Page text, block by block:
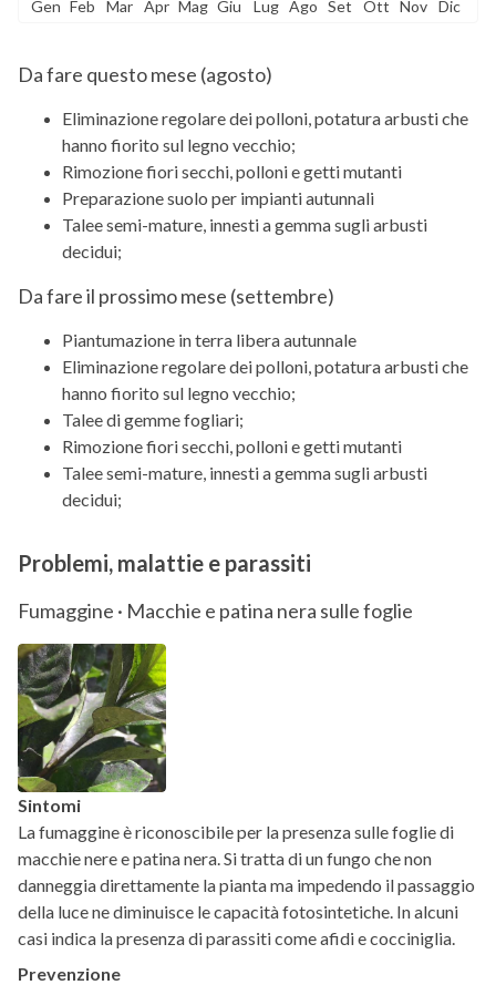
Gen Feb Mar Apr Mag Giu Lug Ago Set Ott Nov Dic
Da fare questo mese (agosto)
Eliminazione regolare dei polloni, potatura arbusti che
hanno fiorito sul legno vecchio;
Rimozione fiori secchi, polloni e getti mutanti
Preparazione suolo per impianti autunnali
Talee semi-mature, innesti a gemma sugli arbusti
decidui;
Da fare il prossimo mese (settembre)
Piantumazione in terra libera autunnale
Eliminazione regolare dei polloni, potatura arbusti che
hanno fiorito sul legno vecchio;
Talee di gemme fogliari;
Rimozione fiori secchi, polloni e getti mutanti
Talee semi-mature, innesti a gemma sugli arbusti
decidui;
Problemi, malattie e parassiti
Fumaggine · Macchie e patina nera sulle foglie
Sintomi
La fumaggine è riconoscibile per la presenza sulle foglie di
macchie nere e patina nera. Si tratta di un fungo che non
danneggia direttamente la pianta ma impedendo il passaggio
della luce ne diminuisce le capacità fotosintetiche. In alcuni
casi indica la presenza di parassiti come afidi e cocciniglia.
Prevenzione